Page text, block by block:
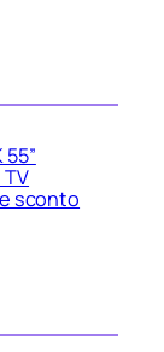
TV
sconto